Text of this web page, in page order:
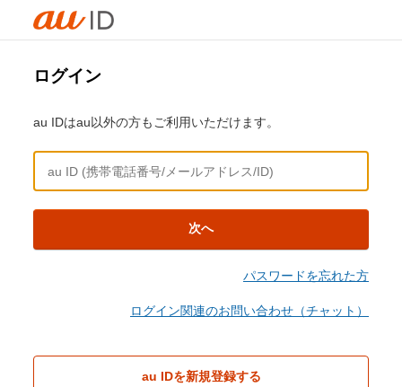
ログイン
au IDはau以外の方もご利用いただけます。
次へ
パスワードを忘れた方
ログイン関連のお問い合わせ（チャット）
au IDを新規登録する